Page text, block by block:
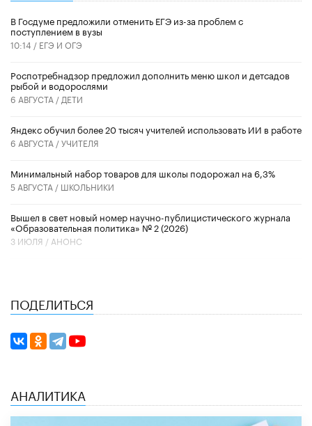
В Госдуме предложили отменить ЕГЭ из-за проблем с
поступлением в вузы
10:14 / ЕГЭ И ОГЭ
Роспотребнадзор предложил дополнить меню школ и детсадов
рыбой и водорослями
6 АВГУСТА / ДЕТИ
​Яндекс обучил более 20 тысяч учителей использовать ИИ в работе
6 АВГУСТА /УЧИТЕЛЯ
Минимальный набор товаров для школы подорожал на 6,3%
5 АВГУСТА / ШКОЛЬНИКИ
Вышел в свет новый номер научно-публицистического журнала
«Образовательная политика» № 2 (2026)
3 ИЮЛЯ / АНОНС
ПОДЕЛИТЬСЯ
АНАЛИТИКА